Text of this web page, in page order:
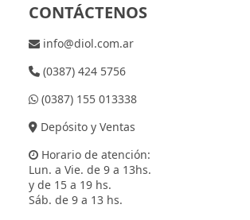
CONTÁCTENOS
info@diol.com.ar
(0387) 424 5756
(0387) 155 013338
Depósito y Ventas
Horario de atención:
Lun. a Vie. de 9 a 13hs.
y de 15 a 19 hs.
Sáb. de 9 a 13 hs.